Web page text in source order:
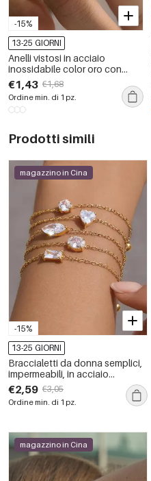
-15%
13-25 GIORNI
Anelli vistosi in acciaio
inossidabile color oro con
motivo floreale in stile retrò,
impermeabili.
€1,43 €1,68
Ordine min. di 1 pz.
Prodotti simili
-15%
magazzino in Cina
13-25 GIORNI
Braccialetti da donna semplici,
impermeabili, in acciaio
inossidabile color oro con
ciondoli e zirconi.
€2,59 €3,05
Ordine min. di 1 pz.
magazzino in Cina